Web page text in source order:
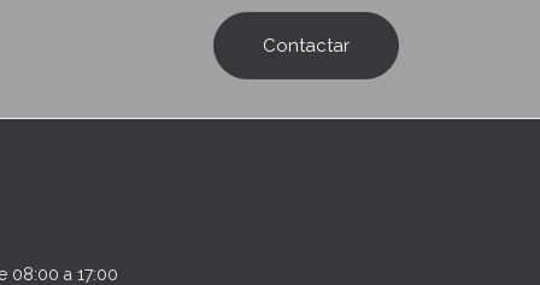
Contactar
08:00 a 17:00